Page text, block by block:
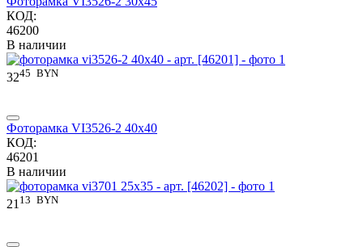
КОД:
46200
В наличии
3245 BYN
Фоторамка VI3526-2 40x40
КОД:
46201
В наличии
21 13 BYN